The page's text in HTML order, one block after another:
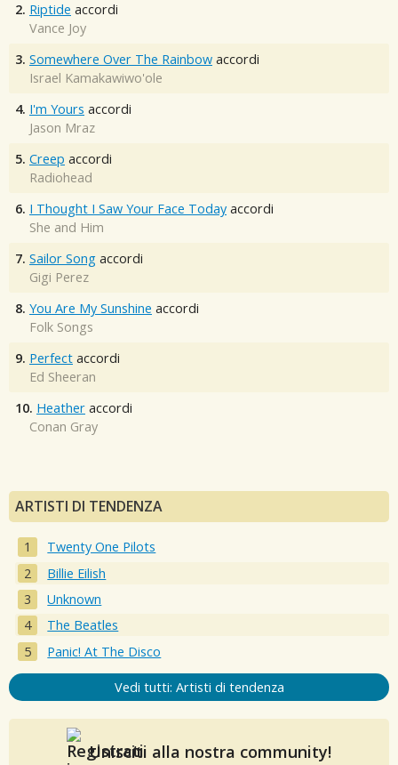
2. Riptide accordi
Vance Joy
3. Somewhere Over The Rainbow accordi
Israel Kamakawiwo'ole
4. I'm Yours accordi
Jason Mraz
5. Creep accordi
Radiohead
6. I Thought I Saw Your Face Today accordi
She and Him
7. Sailor Song accordi
Gigi Perez
8. You Are My Sunshine accordi
Folk Songs
9. Perfect accordi
Ed Sheeran
10. Heather accordi
Conan Gray
ARTISTI DI TENDENZA
Twenty One Pilots
Billie Eilish
Unknown
The Beatles
Panic! At The Disco
Vedi tutti: Artisti di tendenza
Unisciti alla nostra community!